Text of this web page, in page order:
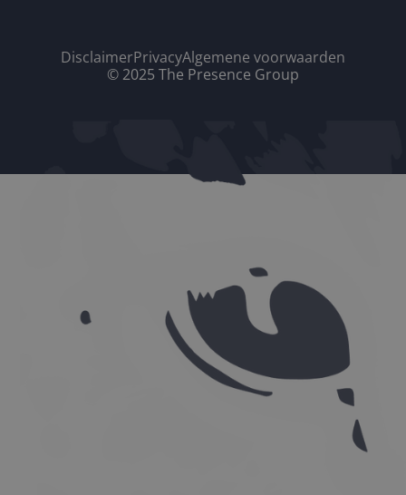
DisclaimerPrivacyAlgemene voorwaarden
© 2025 The Presence Group